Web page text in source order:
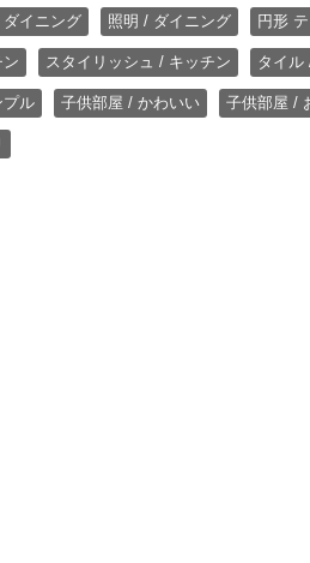
ダイニング 照明 / ダイニング 円形
スタイリッシュ / キッチン タイル
プル 子供部屋 / かわいい 子供部屋 /